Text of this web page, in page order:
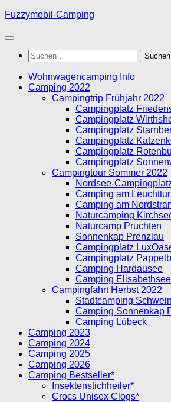
Unter
Inhalt
Fuzzymobil-Camping
Suchen
nach:
Wohnwagencamping Info
Camping 2022
Campingtrip Frühjahr 2022
Campingplatz
Campingplatz
Campingplatz
Campingplatz
Campingplatz
Campingplatz
Campingtour Sommer 2022
Nordsee-
Camping am
Camping am
Naturcamping
Naturcamp Pruchten
Sonnenkap Prenzlau
Campingplatz
Campingplatz
Camping Hardausee
Camping Elisabethsee
Campingfahrt Herbst 2022
Stadtcamping
Camping Sonnenkap
Camping Lübeck
Camping 2023
Camping 2024
Camping 2025
Camping 2026
Camping Bestseller*
Insektenstichheiler*
Crocs Unisex Clogs*